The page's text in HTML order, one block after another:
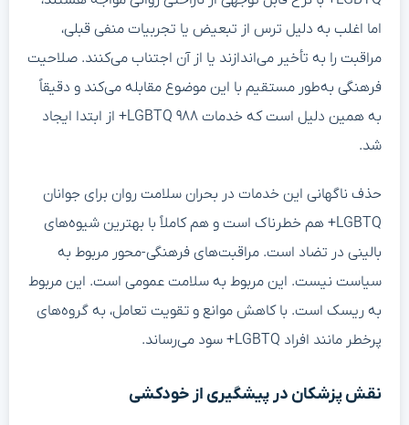
اما اغلب به دلیل ترس از تبعیض یا تجربیات منفی قبلی،
مراقبت را به تأخیر می‌اندازند یا از آن اجتناب می‌کنند. صلاحیت
فرهنگی به‌طور مستقیم با این موضوع مقابله می‌کند و دقیقاً
به همین دلیل است که خدمات ۹۸۸ LGBTQ+ از ابتدا ایجاد
شد.
حذف ناگهانی این خدمات در بحران سلامت روان برای جوانان
LGBTQ+ هم خطرناک است و هم کاملاً با بهترین شیوه‌های
بالینی در تضاد است. مراقبت‌های فرهنگی-محور مربوط به
سیاست نیست. این مربوط به سلامت عمومی است. این مربوط
به ریسک است. با کاهش موانع و تقویت تعامل، به گروه‌های
پرخطر مانند افراد LGBTQ+ سود می‌رساند.
نقش پزشکان در پیشگیری از خودکشی